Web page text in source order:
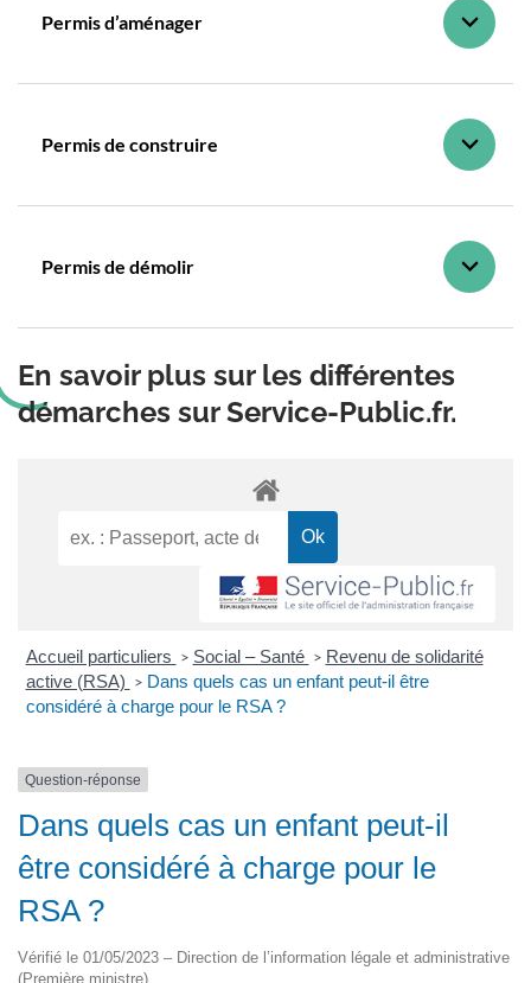
Permis d’aménager
Permis de construire
Permis de démolir
En savoir plus sur les différentes
démarches sur Service-Public.fr.
Accueil particuliers > Social – Santé > Revenu de solidarité
active (RSA) > Dans quels cas un enfant peut-il être
considéré à charge pour le RSA ?
Question-réponse
Dans quels cas un enfant peut-il
être considéré à charge pour le
RSA ?
Vérifié le 01/05/2023 – Direction de l’information légale et administrative
(Première ministre)